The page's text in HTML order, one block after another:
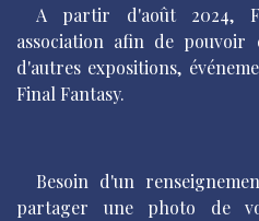
​A partir d'août 2024,
association afin de
d'autres expositions,
Final Fantasy.
​Besoin d'un
partager une photo de